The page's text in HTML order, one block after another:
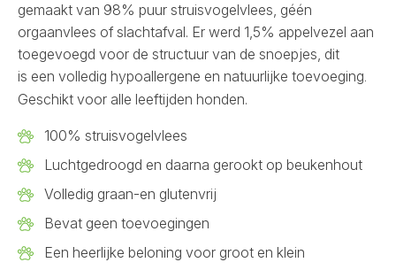
gemaakt van 98% puur struisvogelvlees, géén
orgaanvlees of slachtafval. Er werd 1,5% appelvezel aan
toegevoegd voor de structuur van de snoepjes, dit
is een volledig hypoallergene en natuurlijke toevoeging.
Geschikt voor alle leeftijden honden.
100% struisvogelvlees
Luchtgedroogd en daarna gerookt op beukenhout
Volledig graan-en glutenvrij
Bevat geen toevoegingen
Een heerlijke beloning voor groot en klein